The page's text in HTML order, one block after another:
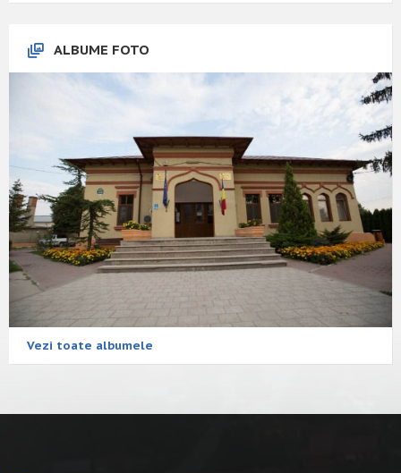
ALBUME FOTO
Vezi toate albumele